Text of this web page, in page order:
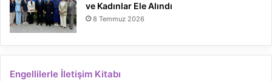
ve Kadınlar Ele Alındı
8 Temmuz 2026
Engellilerle İletişim Kitabı